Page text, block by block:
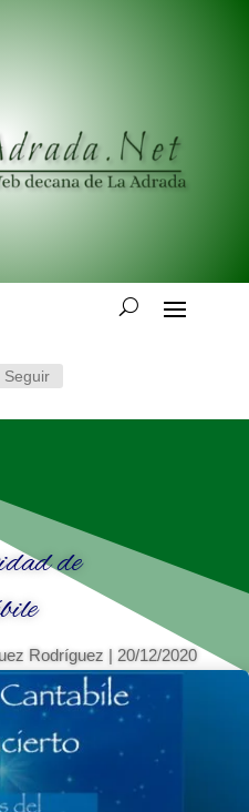
Seguir
de
Rodríguez | 20/12/2020